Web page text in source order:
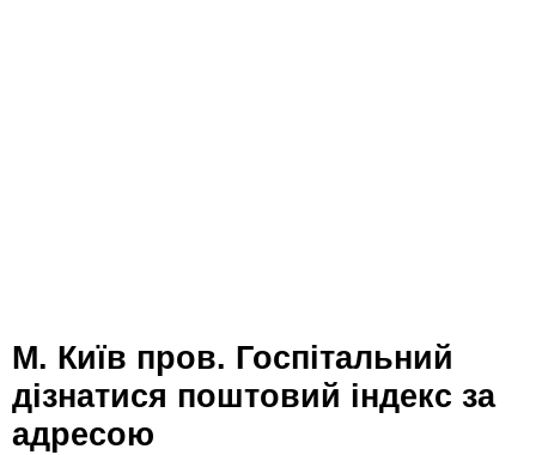
м. Київ пров. Госпітальний
дізнатися поштовий індекс за
адресою